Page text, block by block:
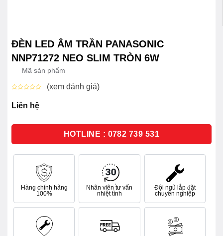
ĐÈN LED ÂM TRẦN PANASONIC
NNP71272 NEO SLIM TRÒN 6W
Mã sản phẩm
xếp
hạng
sao
(xem đánh giá)
Liên hệ
HOTLINE : 0782 739 531
Hàng chính hãng
100%
Nhân viên tư vấn
nhiệt tình
Đội ngũ lắp đặt
chuyên nghiệp